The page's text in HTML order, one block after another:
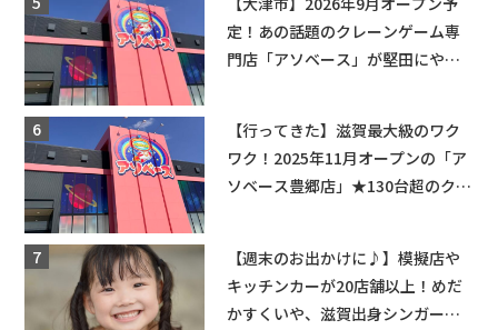
定！あの話題のクレーンゲーム専
門店「アソベース」が堅田にやっ
【行ってきた】滋賀最大級のワク
ワク！2025年11月オープンの「ア
ソベース豊郷店」★130台超のクレ
【週末のお出かけに♪】模擬店や
キッチンカーが20店舗以上！めだ
かすくいや、滋賀出身シンガーソ